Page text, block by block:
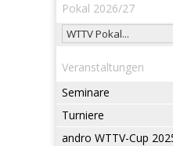
Pokal 2026/27
Veranstaltungen
Seminare
Turniere
andro WTTV-Cup